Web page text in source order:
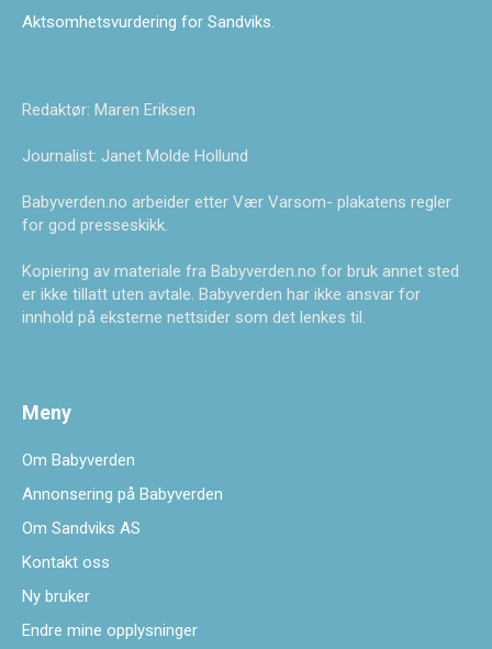
Aktsomhetsvurdering for Sandviks
Redaktør: Maren Eriksen
Journalist: Janet Molde Hollund
Babyverden.no arbeider etter Vær Varsom- plakatens regler
for god presseskikk.
Kopiering av materiale fra Babyverden.no for bruk annet sted
er ikke tillatt uten avtale. Babyverden har ikke ansvar for
innhold på eksterne nettsider som det lenkes til.
Meny
Om Babyverden
Annonsering på Babyverden
Om Sandviks AS
Kontakt oss
Ny bruker
Endre mine opplysninger